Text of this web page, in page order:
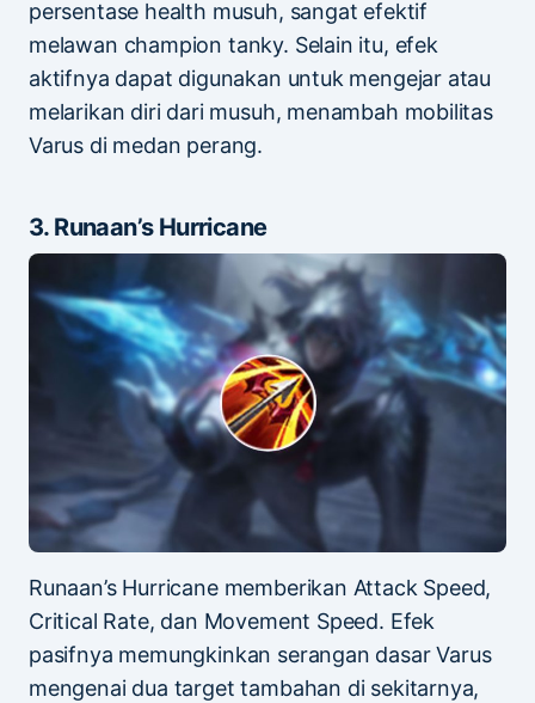
persentase health musuh, sangat efektif
melawan champion tanky. Selain itu, efek
aktifnya dapat digunakan untuk mengejar atau
melarikan diri dari musuh, menambah mobilitas
Varus di medan perang.
3. Runaan’s Hurricane
Runaan’s Hurricane memberikan Attack Speed,
Critical Rate, dan Movement Speed. Efek
pasifnya memungkinkan serangan dasar Varus
mengenai dua target tambahan di sekitarnya,